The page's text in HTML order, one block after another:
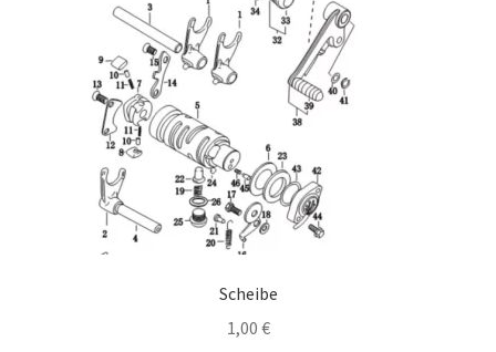
Scheibe
1,00 €